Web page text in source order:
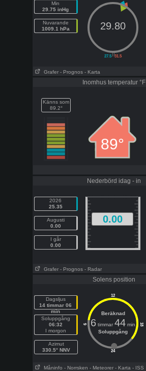
Min
29.75 inHg
Nuvarande
1009.1 hPa
||
27.5 31.5
29.80
Grafer - Prognos - Karta
Inomhus temperatur °F
Känns som
89.2°
89°
Nederbörd idag - in
2026
25.35
Augusti
0.00
I går
0.00
0.00
Grafer - Prognos - Radar
Solens position
Dagsljus
14 timmar 06
min
Soluppgång
06:32
I morgon
Azimut
330.5° NNV
12
24
6 18
Beräknad
6 timmar 44 min
Soluppgång
Måninfo - Norrsken - Meteorer - Karta - ISS